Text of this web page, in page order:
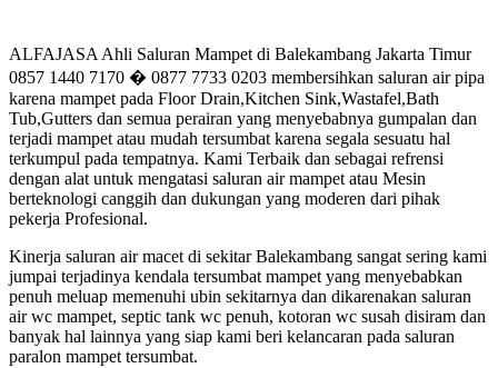
ALFAJASA Ahli Saluran Mampet di Balekambang Jakarta Timur
0857 1440 7170 � 0877 7733 0203 membersihkan saluran air pipa
karena mampet pada Floor Drain,Kitchen Sink,Wastafel,Bath
Tub,Gutters dan semua perairan yang menyebabnya gumpalan dan
terjadi mampet atau mudah tersumbat karena segala sesuatu hal
terkumpul pada tempatnya. Kami Terbaik dan sebagai refrensi
dengan alat untuk mengatasi saluran air mampet atau Mesin
berteknologi canggih dan dukungan yang moderen dari pihak
pekerja Profesional.
Kinerja saluran air macet di sekitar Balekambang sangat sering kami
jumpai terjadinya kendala tersumbat mampet yang menyebabkan
penuh meluap memenuhi ubin sekitarnya dan dikarenakan saluran
air wc mampet, septic tank wc penuh, kotoran wc susah disiram dan
banyak hal lainnya yang siap kami beri kelancaran pada saluran
paralon mampet tersumbat.